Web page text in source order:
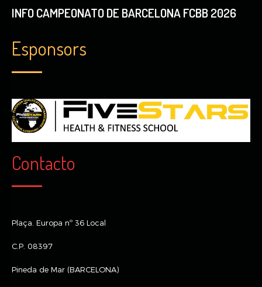
INFO CAMPEONATO DE BARCELONA FCBB 2026
Esponsors
Contacto
Plaça. Europa nº 36 Local
C.P. 08397
Pineda de Mar (BARCELONA)